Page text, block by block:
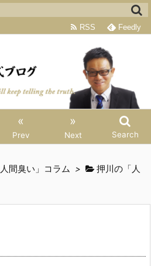
«
Prev
»
Next Search
RSS Feedly
間臭い」コラム >
押川の「人